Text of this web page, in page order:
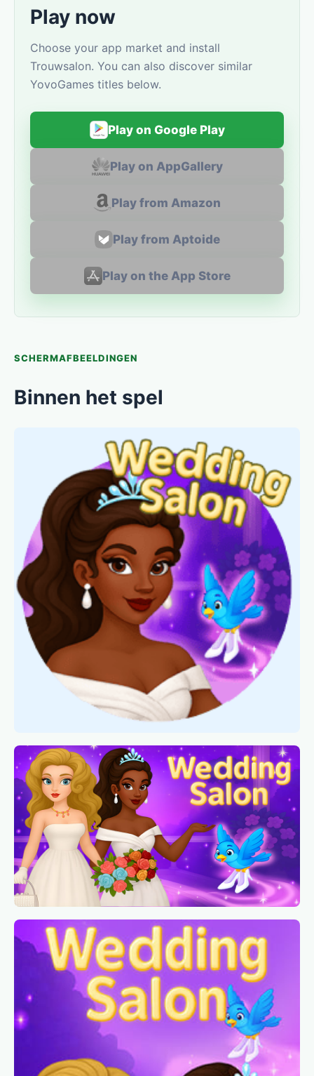
Play now
Choose your app market and install
Trouwsalon. You can also discover similar
YovoGames titles below.
Play on Google Play
Play on AppGallery
Play from Amazon
Play from Aptoide
Play on the App Store
SCHERMAFBEELDINGEN
Binnen het spel